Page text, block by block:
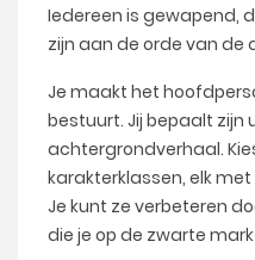
Iedereen is gewapend,
zijn aan de orde van de
Je maakt het
bestuurt. Jij bepaalt zijn
achtergrondverhaal.
karakterklassen, elk
Je kunt ze verbeteren
die je op de zwarte